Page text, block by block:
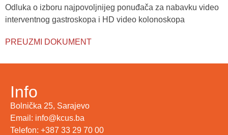
Odluka o izboru najpovoljnijeg ponuđača za nabavku video
interventnog gastroskopa i HD video kolonoskopa
PREUZMI DOKUMENT
Info
Bolnička 25, Sarajevo
Email: info@kcus.ba
Telefon: +387 33 29 70 00